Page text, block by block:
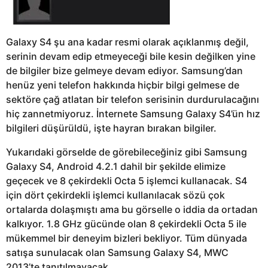
Galaxy S4 şu ana kadar resmi olarak açıklanmış değil,
serinin devam edip etmeyeceği bile kesin değilken yine
de bilgiler bize gelmeye devam ediyor. Samsung’dan
henüz yeni telefon hakkında hiçbir bilgi gelmese de
sektöre çağ atlatan bir telefon serisinin durdurulacağını
hiç zannetmiyoruz. İnternete Samsung Galaxy S4’ün hız
bilgileri düşürüldü, işte hayran bırakan bilgiler.
Yukarıdaki görselde de görebileceğiniz gibi Samsung
Galaxy S4, Android 4.2.1 dahil bir şekilde elimize
geçecek ve 8 çekirdekli Octa 5 işlemci kullanacak. S4
için dört çekirdekli işlemci kullanılacak sözü çok
ortalarda dolaşmıştı ama bu görselle o iddia da ortadan
kalkıyor. 1.8 GHz gücünde olan 8 çekirdekli Octa 5 ile
mükemmel bir deneyim bizleri bekliyor. Tüm dünyada
satışa sunulacak olan Samsung Galaxy S4, MWC